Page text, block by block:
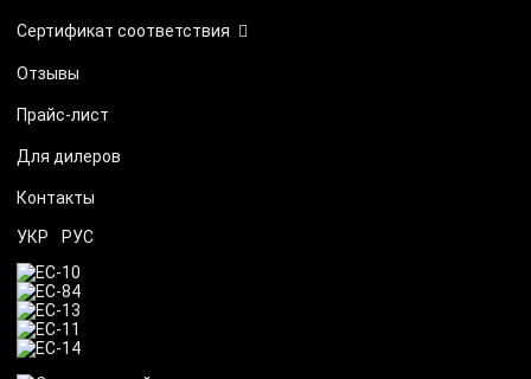
Сертификат соответствия
Отзывы
Прайс-лист
Для дилеров
Контакты
УКР РУС